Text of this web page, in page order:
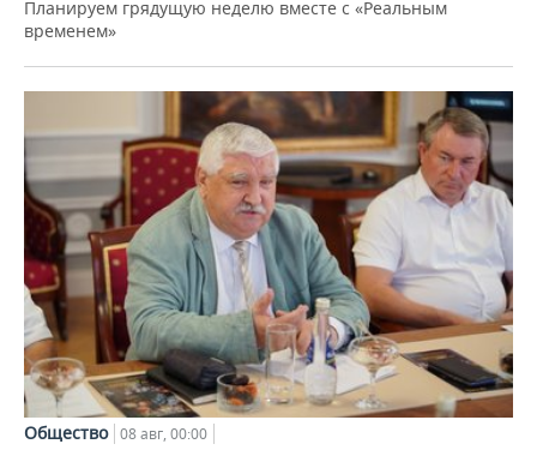
Планируем грядущую неделю вместе с «Реальным
временем»
Общество 08 авг, 00:00